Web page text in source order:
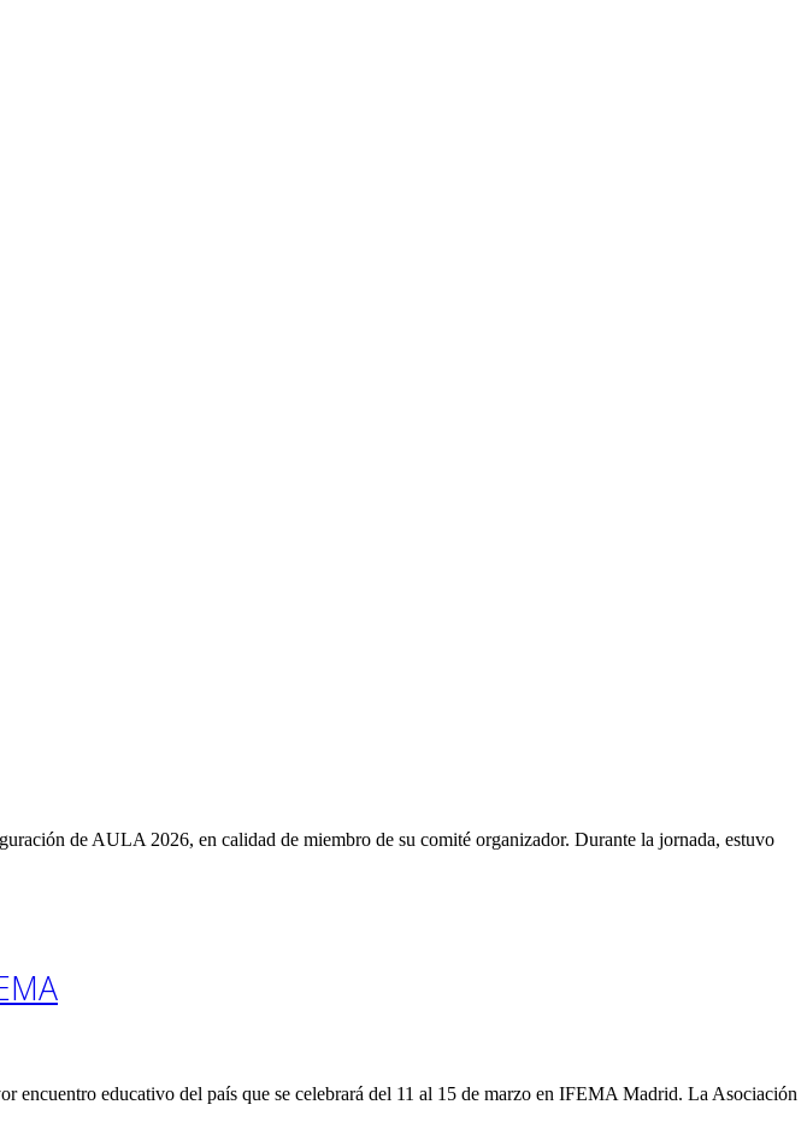
de AULA 2026, en calidad de miembro de su comité organizador. Durante la jornada, estuvo
educativo del país que se celebrará del 11 al 15 de marzo en IFEMA Madrid. La Asociación